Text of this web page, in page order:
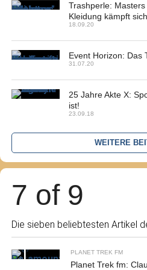
Trashperle:
Kleidung kämpft
18.09.20
Event Horizon: Das
31.07.20
25 Jahre Akte X:
ist!
23.09.18
WEITERE
7 of 9
Die sieben beliebtesten Artikel
PLANET TREK FM
Planet Trek fm: